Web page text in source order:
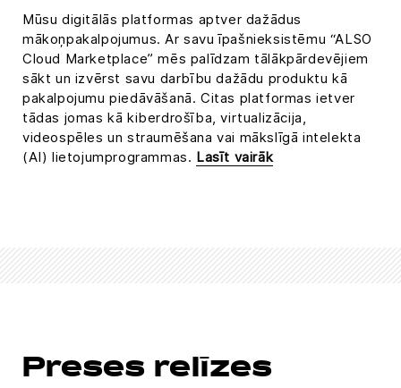
Mūsu digitālās platformas aptver dažādus
mākoņpakalpojumus. Ar savu īpašnieksistēmu “ALSO
Cloud Marketplace” mēs palīdzam tālākpārdevējiem
sākt un izvērst savu darbību dažādu produktu kā
pakalpojumu piedāvāšanā. Citas platformas ietver
tādas jomas kā kiberdrošība, virtualizācija,
videospēles un straumēšana vai mākslīgā intelekta
(AI) lietojumprogrammas. Lasīt vairāk
Preses relīzes